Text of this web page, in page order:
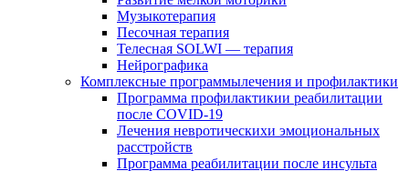
Музыкотерапия
Песочная терапия
Телесная SOLWI — терапия
Нейрографика
Комплексные программылечения и профилактики
Программа профилактикии реабилитации
после COVID-19
Лечения невротическихи эмоциональных
расстройств
Программа реабилитации после инсульта